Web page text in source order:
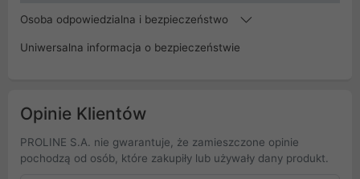
Osoba odpowiedzialna i bezpieczeństwo
Uniwersalna informacja o bezpieczeństwie
Opinie Klientów
PROLINE S.A. nie gwarantuje, że zamieszczone opinie
pochodzą od osób, które zakupiły lub używały dany produkt.